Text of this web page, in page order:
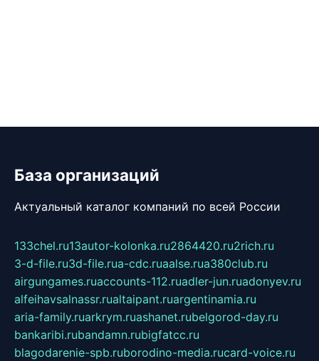
База организаций
Актуальный каталог компаний по всей России
133chel.ru13autor-kolonka.ru2864420.ru2rich.ru
3-d-file.ru3d-file.rua-cdc.ruaalse.rua380club.ru
airgungames.ruaccounts-112.ruadler-jun.ruadonyev.ru
alfeihavsalnassr.rualtaipant.ruargentinamia.ru
aria-family.ruarkrym.ruashanet.rubelgorod-day.ru
bankaribi.rubandamn.rubigfatcc.ru
blagodarenie-spb.ruborodino-media.rucard-voice.ru